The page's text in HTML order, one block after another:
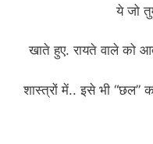
ये जो
खाते हुए. रायते वाले को
शास्त्रों में.. इसे भी “छल”